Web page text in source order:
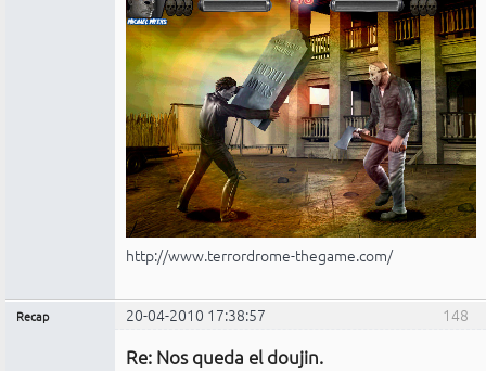
http://www.terrordrome-thegame.com/
148
Recap 20-04-2010 17:38:57
Re: Nos queda el doujin.